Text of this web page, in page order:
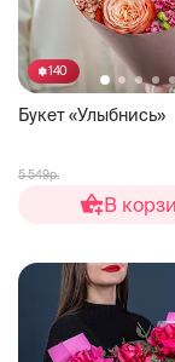
140
Букет «Улыбнись»
5 549р.
В